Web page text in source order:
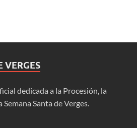
VERGES
dedicada a la Procesión, la
Santa de Verges.